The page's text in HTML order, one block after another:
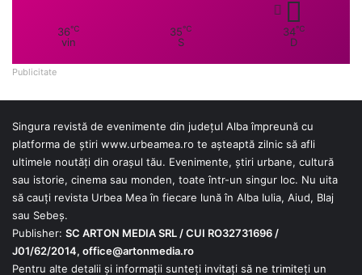
36℃
vin
35℃
S
34℃
D
Publicitate
Singura revistă de evenimente din județul Alba împreună cu
platforma de știri www.urbeamea.ro te așteaptă zilnic să afli
ultimele noutăți din orașul tău. Evenimente, știri urbane, cultură
sau istorie, cinema sau monden, toate într-un singur loc. Nu uita
să cauți revista Urbea Mea în fiecare lună în Alba Iulia, Aiud, Blaj
sau Sebeș.
Publisher: SC ARTON MEDIA SRL / CUI RO32731696 /
J01/62/2014, office@artonmedia.ro
Pentru alte detalii și informații sunteți invitați să ne trimiteți un